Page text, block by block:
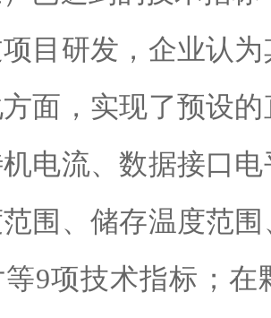
研发，企业认为
面，实现了预设
电流、数据接口
围、储存温度范
9项技术指标；在